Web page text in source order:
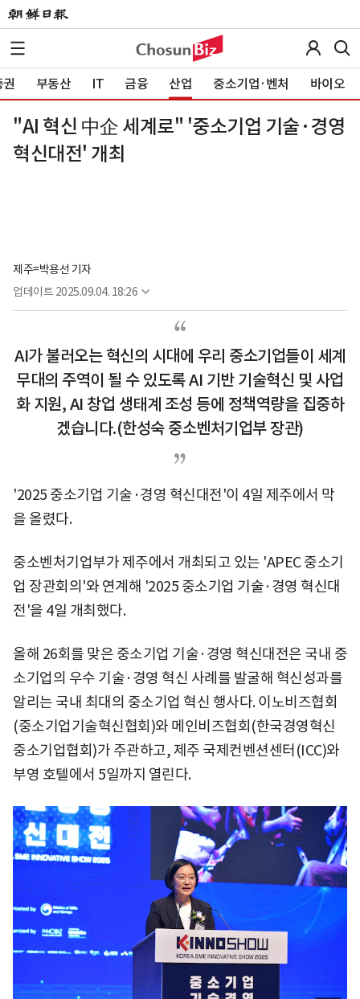
부동산 IT 금융 산업 중소기업·벤처 바이오
"AI 혁신 中企 세계로" '중소기업 기술·경영
혁신대전' 개최
제주=박용선 기자
업데이트 2025.09.04. 18:26
AI가 불러오는 혁신의 시대에 우리 중소기업들이 세계
무대의 주역이 될 수 있도록 AI 기반 기술혁신 및 사업
화 지원, AI 창업 생태계 조성 등에 정책역량을 집중하
겠습니다.(한성숙 중소벤처기업부 장관)
'2025 중소기업 기술·경영 혁신대전'이 4일 제주에서 막
을 올렸다.
중소벤처기업부가 제주에서 개최되고 있는 'APEC 중소기
업 장관회의'와 연계해 '2025 중소기업 기술·경영 혁신대
전'을 4일 개최했다.
올해 26회를 맞은 중소기업 기술·경영 혁신대전은 국내 중
소기업의 우수 기술·경영 혁신 사례를 발굴해 혁신성과를
알리는 국내 최대의 중소기업 혁신 행사다. 이노비즈협회
(중소기업기술혁신협회)와 메인비즈협회(한국경영혁신
중소기업협회)가 주관하고, 제주 국제컨벤션센터(ICC)와
부영 호텔에서 5일까지 열린다.